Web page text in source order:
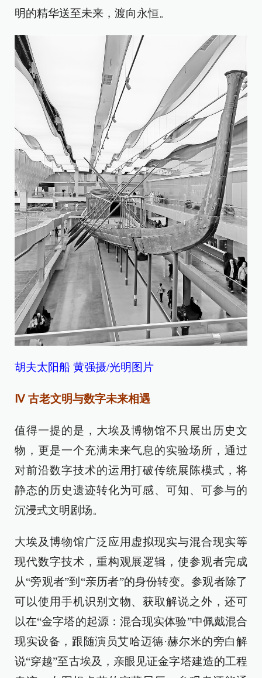
明的精华送至未来，渡向永恒。
胡夫太阳船 黄强摄/光明图片
Ⅳ 古老文明与数字未来相遇
值得一提的是，大埃及博物馆不只展出历史文
物，更是一个充满未来气息的实验场所，通过
对前沿数字技术的运用打破传统展陈模式，将
静态的历史遗迹转化为可感、可知、可参与的
沉浸式文明剧场。
大埃及博物馆广泛应用虚拟现实与混合现实等
现代数字技术，重构观展逻辑，使参观者完成
从“旁观者”到“亲历者”的身份转变。参观者除了
可以使用手机识别文物、获取解说之外，还可
以在“金字塔的起源：混合现实体验”中佩戴混合
现实设备，跟随演员艾哈迈德·赫尔米的旁白解
说“穿越”至古埃及，亲眼见证金字塔建造的工程